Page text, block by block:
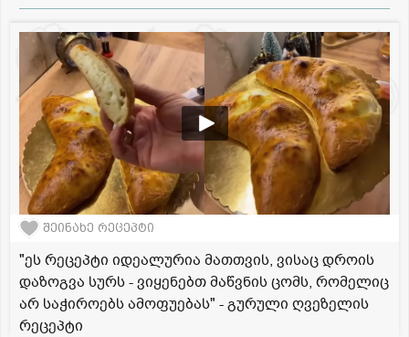
შეინახე რეცეპტი
"ეს რეცეპტი იდეალურია მათთვის, ვისაც დროის
დაზოგვა სურს - ვიყენებთ მაწვნის ცომს, რომელიც
არ საჭიროებს ამოფუებას" - გურული ღვეზელის
რეცეპტი